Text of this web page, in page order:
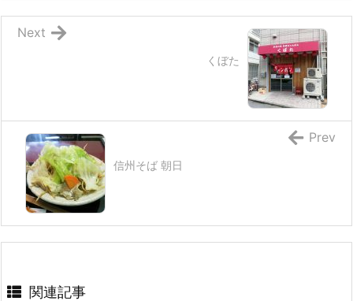
くぼた
Next
信州そば 朝日
Prev
関連記事